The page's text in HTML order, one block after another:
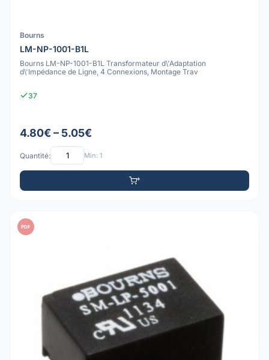
Bourns
LM-NP-1001-B1L
Bourns LM-NP-1001-B1L Transformateur d\'Adaptation
d\'Impédance de Ligne, 4 Connexions, Montage Trav
37
4.80€ – 5.05€
Quantité: Min: 1
PDF